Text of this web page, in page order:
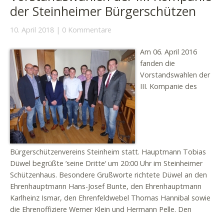
der Steinheimer Bürgerschützen
10. April 2018 0 Kommentare
Am 06. April 2016
fanden die
Vorstandswahlen der
III. Kompanie des
Bürgerschützenvereins Steinheim statt. Hauptmann Tobias
Düwel begrüßte ’seine Dritte‘ um 20:00 Uhr im Steinheimer
Schützenhaus. Besondere Grußworte richtete Düwel an den
Ehrenhauptmann Hans-Josef Bunte, den Ehrenhauptmann
Karlheinz Ismar, den Ehrenfeldwebel Thomas Hannibal sowie
die Ehrenoffiziere Werner Klein und Hermann Pelle. Den